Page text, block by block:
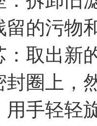
留的污物
：取出新
封圈上，
用手轻轻